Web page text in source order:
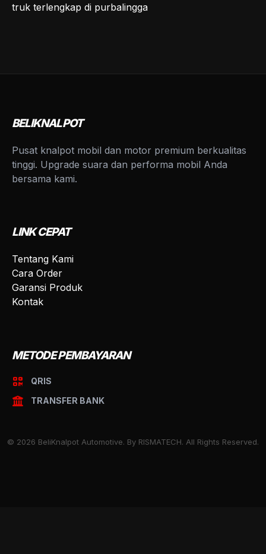
truk terlengkap di purbalingga
BELIKNALPOT
Pusat knalpot mobil dan motor premium berkualitas
tinggi. Upgrade suara dan performa mobil Anda
bersama kami.
LINK CEPAT
Tentang Kami
Cara Order
Garansi Produk
Kontak
METODE PEMBAYARAN
QRIS
TRANSFER BANK
© 2026 BeliKnalpot Automotive. By RISMATECH. All Rights Reserved.